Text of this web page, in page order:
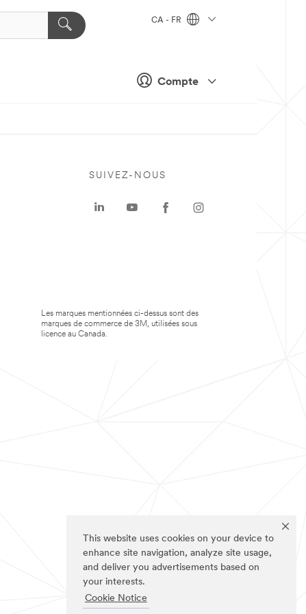
This website uses cookies on your device to
enhance site navigation, analyze site usage,
and deliver you advertisements based on
your interests.
Cookie Notice
Compte
CA - FR
SUIVEZ-NOUS
Les marques mentionnées ci-dessus sont des
marques de commerce de 3M, utilisées sous
licence au Canada.